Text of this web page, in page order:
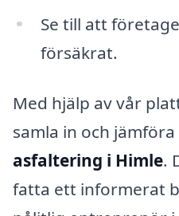
Se till att
försäkrat.
Med hjälp av vår
samla in och
asfaltering i Himle.
fatta ett informerat